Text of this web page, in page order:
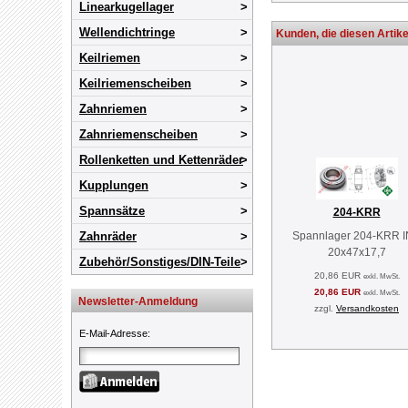
Linearkugellager
Wellendichtringe
Keilriemen
Keilriemenscheiben
Zahnriemen
Zahnriemenscheiben
Rollenketten und Kettenräder
Kupplungen
Spannsätze
Zahnräder
Zubehör/Sonstiges/DIN-Teile
Newsletter-Anmeldung
E-Mail-Adresse:
Kunden, die diesen
204-KRR
Spannlager 204-KRR
20x47x17,7
20,86 EUR exkl. MwSt.
20,86 EUR exkl. MwSt.
zzgl. Versandkosten